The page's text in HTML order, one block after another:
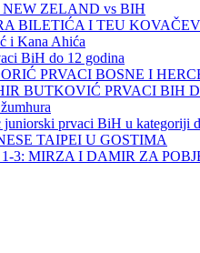
ZELAND vs BIH
BILETIĆA I TEU
i Kana Ahića
BiH do 12 godina
PRVACI BOSNE I
BUTKOVIĆ PRVACI BIH
prvaci BiH u kategoriji
TAIPEI U GOSTIMA
3: MIRZA I DAMIR ZA